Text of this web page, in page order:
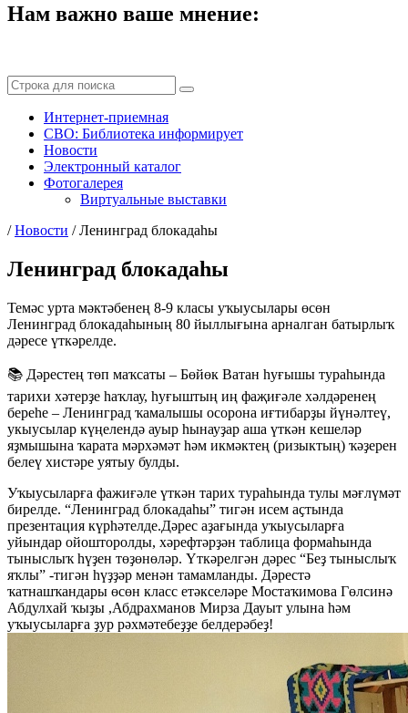
Нам важно ваше мнение:
Интернет-приемная
СВО: Библиотека информирует
Новости
Электронный каталог
Фотогалерея
Виртуальные выставки
/Новости /Ленинград блокадаһы
Ленинград блокадаһы
Темәс урта мәктәбенең 8-9 класы уҡыусылары өсөн
Ленинград блокадаһының 80 йыллығына арналган батырлыҡ
дәресе үткәрелде.
📚 Дәрестең төп маҡсаты – Бөйөк Ватан һуғышы тураһында
тарихи хәтерҙе һаҡлау, һуғыштың иң фаҗиғәле хәлдәренең
береһе – Ленинград ҡамалышы осорона иғтибарҙы йүнәлтеү,
укыусылар күңелендә ауыр һынауҙар аша үткән кешеләр
яҙмышына ҡарата мәрхәмәт һәм икмәктең (ризыктың) ҡәҙерен
белеү хистәре уятыу булды.
Уҡыусыларға фажиғәле үткән тарих тураһында тулы мәғлүмәт
бирелде. “Ленинград блокадаһы” тигән исем аҫтында
презентация күрһәтелде.Дәрес аҙағында уҡыусыларға
уйындар ойошторолды, хәрефтәрҙән таблица формаһында
тыныслыҡ һүҙен төҙөнөләр. Үткәрелгән дәрес “Беҙ тыныслыҡ
яҡлы” -тигән һүҙҙәр менән тамамланды. Дәрестә
ҡатнашҡандары өсөн класс етәкселәре Мостаҡимова Гөлсинә
Абдулхай ҡыҙы ,Абдрахманов Мирза Дауыт улына һәм
уҡыусыларға ҙур рәхмәтебеҙҙе белдерәбеҙ!